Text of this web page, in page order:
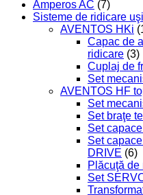
Amperos AC (7)
Sisteme de ridicare uşi
AVENTOS HKi
Capac de
ridicare (3)
Cuplaj de
Set
AVENTOS HF
Set
Set braţe
Set
Set
DRIVE (6)
Plăcuţă de
Set